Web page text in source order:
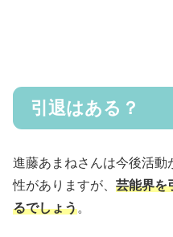
引退はある？
進藤あまねさんは今後活
性がありますが、 芸能界を
るでしょう。